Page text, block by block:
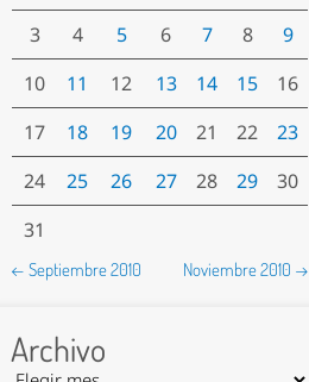
3
4 5 6 7 8
9
10
11 12 13 14 15
16
17
18 19 20 21 22
23
24
25 26 27 28 29
30
31
← Septiembre 2010 Noviembre 2010 →
Archivo